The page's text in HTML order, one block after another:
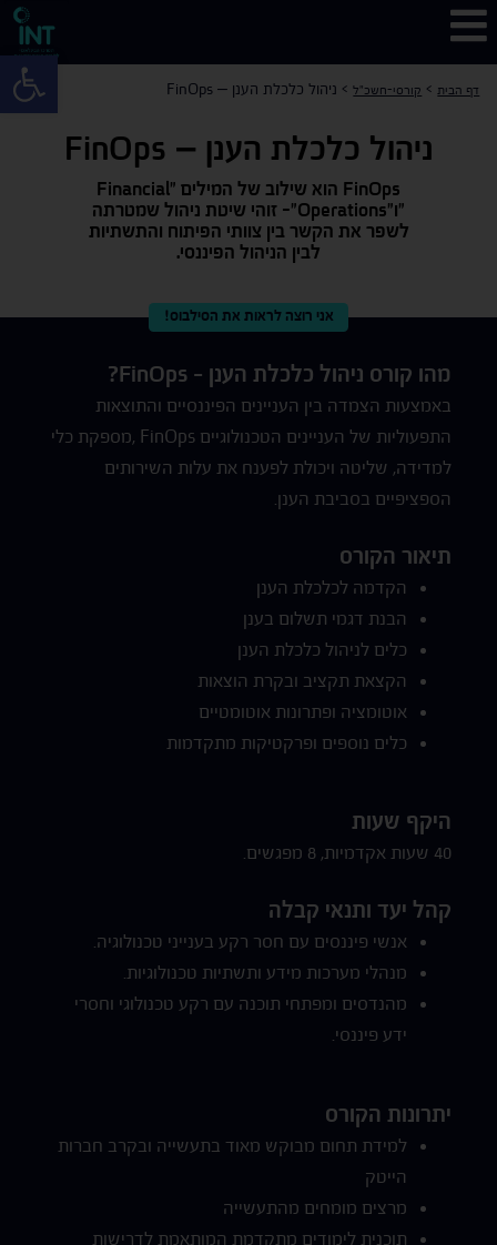
דף הבית > קורסי-חשכ"ל> ניהול כלכלת הענן – FinOps
ניהול כלכלת הענן – FinOps
FinOps הוא שילוב של המילים "Financial
"ו"Operations"- זוהי שיטת ניהול שמטרתה
לשפר את הקשר בין צוותי הפיתוח והתשתיות
לבין הניהול הפיננסי.
אני רוצה לראות את הסילבוס!
מהו קורס ניהול כלכלת הענן - FinOps?
באמצעות הצמדה בין העניינים הפיננסיים והתוצאות
התפעוליות של העניינים הטכנולוגיים FinOps ,מספקת כלי
למדידה, שליטה ויכולת לפענח את עלות השירותים
הספציפיים בסביבת הענן.
תיאור הקורס
הקדמה לכלכלת הענן
הבנת דגמי תשלום בענן
כלים לניהול כלכלת הענן
הקצאת תקציב ובקרת הוצאות
אוטומציה ופתרונות אוטומטיים
כלים נוספים ופרקטיקות מתקדמות
היקף שעות
40 שעות אקדמיות, 8 מפגשים.
קהל יעד ותנאי קבלה
אנשי פיננסים עם חסר רקע בענייני טכנולוגיה.
מנהלי מערכות מידע ותשתיות טכנולוגיות.
מהנדסים ומפתחי תוכנה עם רקע טכנולוגי וחסרי
ידע פיננסי.
יתרונות הקורס
למידת תחום מבוקש מאוד בתעשייה ובקרב חברות
הייטק
מרצים מומחים מהתעשייה
תוכנית לימודים מתקדמת המותאמת לדרישות